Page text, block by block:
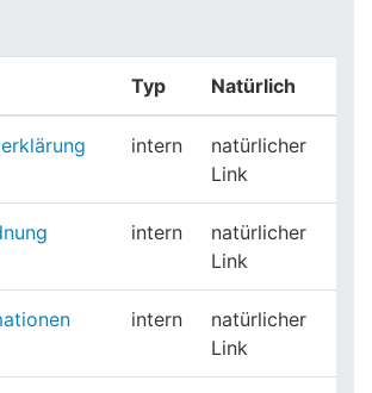
Typ Natürlich
intern
natürlicher
Link
intern
natürlicher
Link
intern
natürlicher
Link